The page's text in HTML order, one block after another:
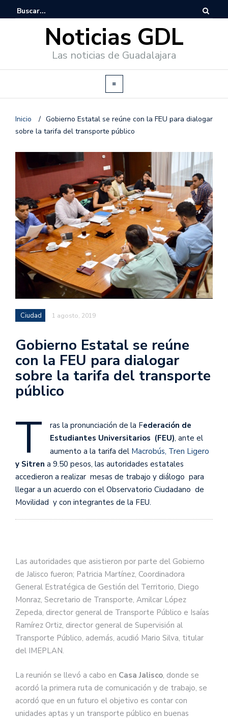
Noticias GDL
Las noticias de Guadalajara
Inicio / Gobierno Estatal se reúne con la FEU para dialogar
sobre la tarifa del transporte público
Ciudad 1 agosto, 2019
Gobierno Estatal se reúne
con la FEU para dialogar
sobre la tarifa del transporte
público
T ras la pronunciación de la Federación de
Estudiantes Universitarios (FEU), ante el
aumento a la tarifa del Macrobús, Tren Ligero
y Sitren a 9.50 pesos, las autoridades estatales
accedieron a realizar mesas de trabajo y diálogo para
llegar a un acuerdo con el Observatorio Ciudadano de
Movilidad y con integrantes de la FEU.
Las autoridades que asistieron por parte del Gobierno
de Jalisco fueron; Patricia Martínez, Coordinadora
General Estratégica de Gestión del Territorio, Diego
Monraz, Secretario de Transporte, Amilcar López
Zepeda, director general de Transporte Público e Isaías
Ramírez Ortiz, director general de Supervisión al
Transporte Público, además, acudió Mario Silva, titular
del IMEPLAN.
La reunión se llevó a cabo en Casa Jalisco, donde se
acordó la primera ruta de comunicación y de trabajo, se
acordó que en un futuro el objetivo es contar con
unidades aptas y un transporte público en buenas